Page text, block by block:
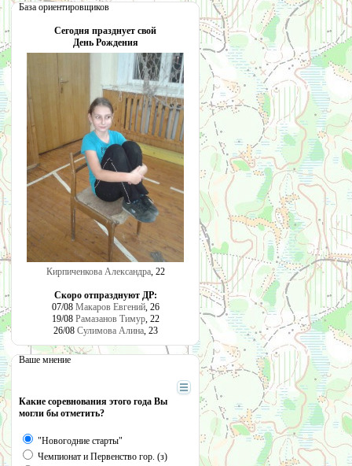
База ориентировщиков
Сегодня празднует свой
День Рождения
Кирпиченкова Александра, 22
Скоро отпразднуют ДР:
07/08 Макаров Евгений, 26
19/08 Рамазанов Тимур, 22
26/08 Сулимова Алина, 23
Ваше мнение
Какие соревнования этого года Вы
могли бы отметить?
"Новогодние старты"
Чемпионат и Первенство гор. (з)